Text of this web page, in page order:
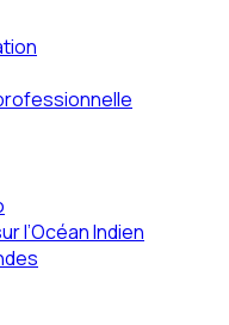
l’Océan Indien